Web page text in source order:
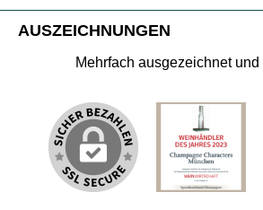
AUSZEICHNUNGEN
Mehrfach ausgezeichnet und